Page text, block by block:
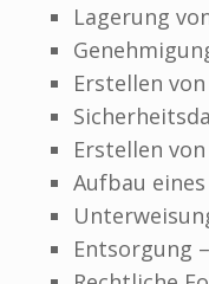
Lagerung
Erstellen
Erstellen
Aufbau
Entsorgung